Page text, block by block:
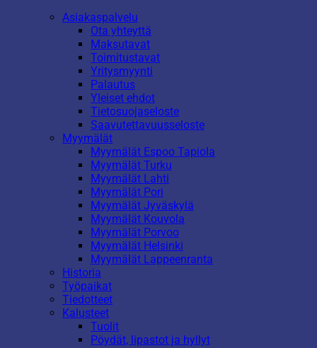
Asiakaspalvelu
Ota yhteyttä
Maksutavat
Toimitustavat
Yritysmyynti
Palautus
Yleiset ehdot
Tietosuojaseloste
Saavutettavuusseloste
Myymälät
Myymälät Espoo Tapiola
Myymälät Turku
Myymälät Lahti
Myymälät Pori
Myymälät Jyväskylä
Myymälät Kouvola
Myymälät Porvoo
Myymälät Helsinki
Myymälät Lappeenranta
Historia
Työpaikat
Tiedotteet
Kalusteet
Tuolit
Pöydät, lipastot ja hyllyt